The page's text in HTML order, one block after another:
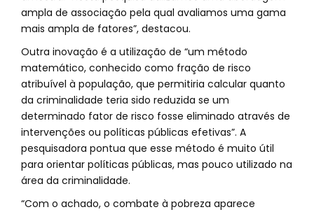
ampla de associação pela qual avaliamos uma gama
mais ampla de fatores”, destacou.
Outra inovação é a utilização de “um método
matemático, conhecido como fração de risco
atribuível à população, que permitiria calcular quanto
da criminalidade teria sido reduzida se um
determinado fator de risco fosse eliminado através de
intervenções ou políticas públicas efetivas”. A
pesquisadora pontua que esse método é muito útil
para orientar políticas públicas, mas pouco utilizado na
área da criminalidade.
“Com o achado, o combate à pobreza aparece